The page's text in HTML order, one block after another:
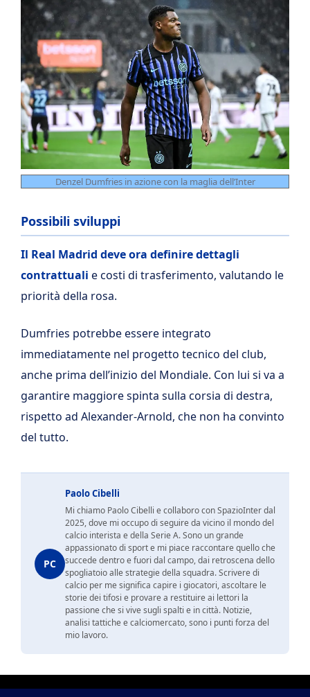
Denzel Dumfries in azione con la maglia dell’Inter
Possibili sviluppi
Il Real Madrid deve ora definire dettagli
contrattuali e costi di trasferimento, valutando le
priorità della rosa.
Dumfries potrebbe essere integrato
immediatamente nel progetto tecnico del club,
anche prima dell’inizio del Mondiale. Con lui si va a
garantire maggiore spinta sulla corsia di destra,
rispetto ad Alexander-Arnold, che non ha convinto
del tutto.
PC
Paolo Cibelli
Mi chiamo Paolo Cibelli e collaboro con SpazioInter dal
2025, dove mi occupo di seguire da vicino il mondo del
calcio interista e della Serie A. Sono un grande
appassionato di sport e mi piace raccontare quello che
succede dentro e fuori dal campo, dai retroscena dello
spogliatoio alle strategie della squadra. Scrivere di
calcio per me significa capire i giocatori, ascoltare le
storie dei tifosi e provare a restituire ai lettori la
passione che si vive sugli spalti e in città. Notizie,
analisi tattiche e calciomercato, sono i punti forza del
mio lavoro.